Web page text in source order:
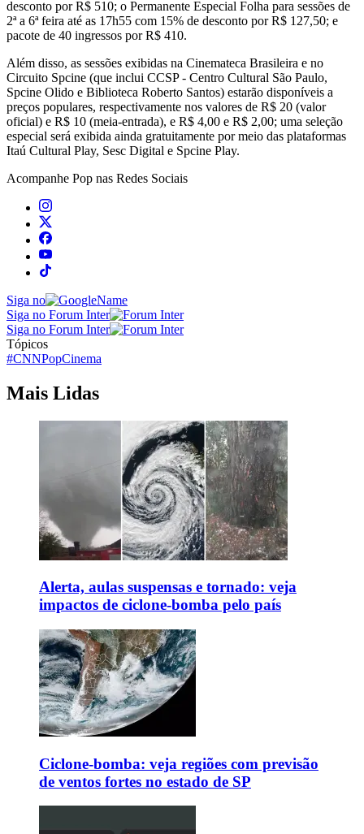
desconto por R$ 510; o Permanente Especial Folha para sessões de
2ª a 6ª feira até as 17h55 com 15% de desconto por R$ 127,50; e
pacote de 40 ingressos por R$ 410.
Além disso, as sessões exibidas na Cinemateca Brasileira e no
Circuito Spcine (que inclui CCSP - Centro Cultural São Paulo,
Spcine Olido e Biblioteca Roberto Santos) estarão disponíveis a
preços populares, respectivamente nos valores de R$ 20 (valor
oficial) e R$ 10 (meia-entrada), e R$ 4,00 e R$ 2,00; uma seleção
especial será exibida ainda gratuitamente por meio das plataformas
Itaú Cultural Play, Sesc Digital e Spcine Play.
Acompanhe Pop nas Redes Sociais
Siga no
Siga no Forum Inter
Siga no Forum Inter
Tópicos
#CNNPopCinema
Mais Lidas
Alerta, aulas suspensas e tornado: veja
impactos de ciclone-bomba pelo país
Ciclone-bomba: veja regiões com previsão
de ventos fortes no estado de SP